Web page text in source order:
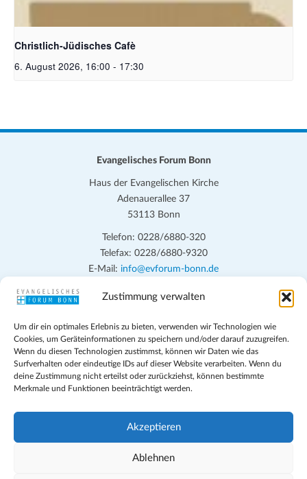
Zustimmung verwalten
Um dir ein optimales Erlebnis zu bieten, verwenden wir Technologien wie
Cookies, um Geräteinformationen zu speichern und/oder darauf zuzugreifen.
Wenn du diesen Technologien zustimmst, können wir Daten wie das
Surfverhalten oder eindeutige IDs auf dieser Website verarbeiten. Wenn du
deine Zustimmung nicht erteilst oder zurückziehst, können bestimmte
Merkmale und Funktionen beeinträchtigt werden.
Akzeptieren
Ablehnen
Christlich-Jüdisches Cafè
6. August 2026, 16:00 - 17:30
Evangelisches Forum Bonn
Haus der Evangelischen Kirche
Adenauerallee 37
53113 Bonn
Telefon: 0228/6880-320
Telefax: 0228/6880-9320
E-Mail: info@evforum-bonn.de
Das Evangelische Forum Bonn will in seinen zentralen
persönlichen, beruflichen, kirchlichen und öffentlichen Lebens
eingehen, zu offener Begegnung und ehrlicher Auseinandersetzung
anregen und mithelfen, aus der Verheißung des Evangeliums heraus
im individuellen und gesellschaftlichen Leben verantwortlich zu
denken, zu reden und zu handeln.
Impressum
Teilnahmebedingungen